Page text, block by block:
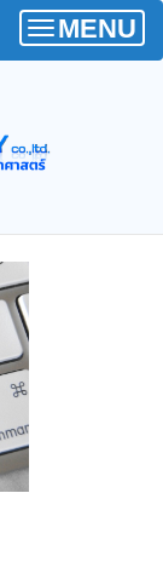
Toggle
MENU